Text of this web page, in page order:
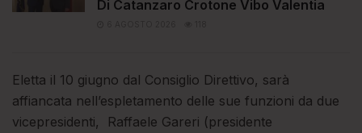
Di Catanzaro Crotone Vibo Valentia
Eletta il 10 giugno dal Consiglio Direttivo, sarà
affiancata nell’espletamento delle sue funzioni da due
vicepresidenti, Raffaele Gareri (presidente